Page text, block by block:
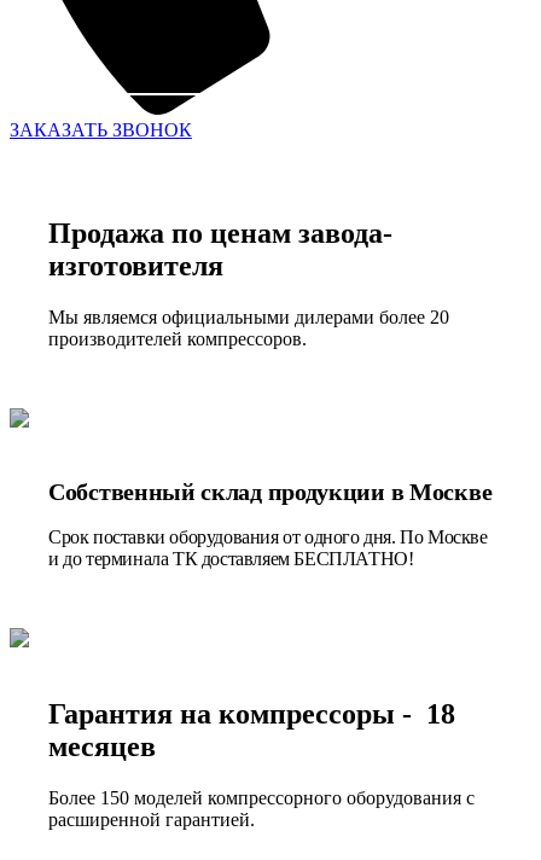
ЗАКАЗАТЬ ЗВОНОК
Продажа по ценам завода-
изготовителя
Мы являемся официальными дилерами более 20
производителей компрессоров.
Собственный склад продукции в Москве
Срок поставки оборудования от одного дня. По Москве
и до терминала ТК доставляем БЕСПЛАТНО!
Гарантия на компрессоры - 18
месяцев
Более 150 моделей компрессорного оборудования с
расширенной гарантией.